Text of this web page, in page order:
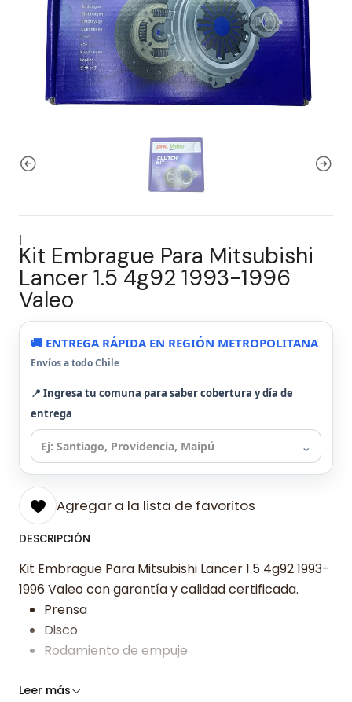
|
Kit Embrague Para Mitsubishi
Lancer 1.5 4g92 1993-1996
Valeo
🚚 ENTREGA RÁPIDA EN REGIÓN METROPOLITANA
Envíos a todo Chile
📍 Ingresa tu comuna para saber cobertura y día de
entrega
⌄
Agregar a la lista de favoritos
DESCRIPCIÓN
Kit Embrague Para Mitsubishi Lancer 1.5 4g92 1993-
1996 Valeo con garantía y calidad certificada.
Prensa
Disco
Rodamiento de empuje
Somos especialistas en embragues desde 2019,
Leer más